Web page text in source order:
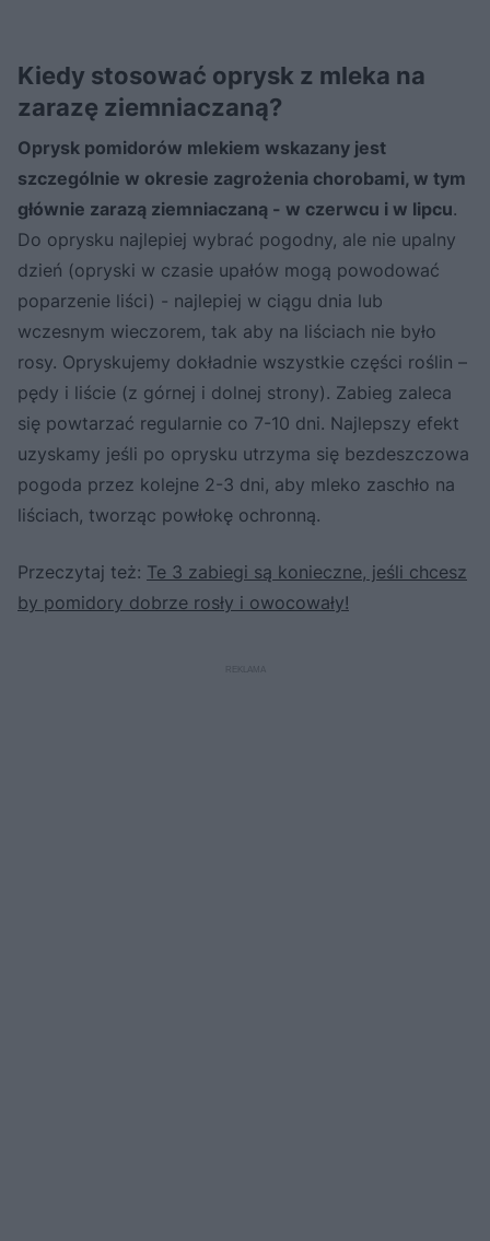
Kiedy stosować oprysk z mleka na
zarazę ziemniaczaną?
Oprysk pomidorów mlekiem wskazany jest
szczególnie w okresie zagrożenia chorobami, w tym
głównie zarazą ziemniaczaną - w czerwcu i w lipcu.
Do oprysku najlepiej wybrać pogodny, ale nie upalny
dzień (opryski w czasie upałów mogą powodować
poparzenie liści) - najlepiej w ciągu dnia lub
wczesnym wieczorem, tak aby na liściach nie było
rosy. Opryskujemy dokładnie wszystkie części roślin –
pędy i liście (z górnej i dolnej strony). Zabieg zaleca
się powtarzać regularnie co 7-10 dni. Najlepszy efekt
uzyskamy jeśli po oprysku utrzyma się bezdeszczowa
pogoda przez kolejne 2-3 dni, aby mleko zaschło na
liściach, tworząc powłokę ochronną.
Przeczytaj też: Te 3 zabiegi są konieczne, jeśli chcesz
by pomidory dobrze rosły i owocowały!